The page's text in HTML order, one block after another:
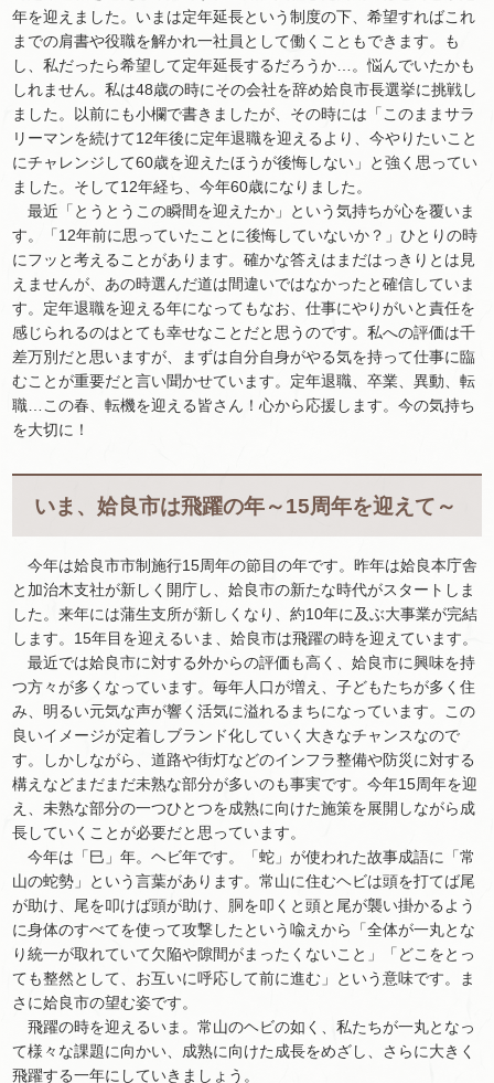
年を迎えました。いまは定年延長という制度の下、希望すればこれ
までの肩書や役職を解かれ一社員として働くこともできます。も
し、私だったら希望して定年延長するだろうか…。悩んでいたかも
しれません。私は48歳の時にその会社を辞め姶良市長選挙に挑戦し
ました。以前にも小欄で書きましたが、その時には「このままサラ
リーマンを続けて12年後に定年退職を迎えるより、今やりたいこと
にチャレンジして60歳を迎えたほうが後悔しない」と強く思ってい
ました。そして12年経ち、今年60歳になりました。
最近「とうとうこの瞬間を迎えたか」という気持ちが心を覆いま
す。「12年前に思っていたことに後悔していないか？」ひとりの時
にフッと考えることがあります。確かな答えはまだはっきりとは見
えませんが、あの時選んだ道は間違いではなかったと確信していま
す。定年退職を迎える年になってもなお、仕事にやりがいと責任を
感じられるのはとても幸せなことだと思うのです。私への評価は千
差万別だと思いますが、まずは自分自身がやる気を持って仕事に臨
むことが重要だと言い聞かせています。定年退職、卒業、異動、転
職…この春、転機を迎える皆さん！心から応援します。今の気持ち
を大切に！
いま、姶良市は飛躍の年～15周年を迎えて～
今年は姶良市市制施行15周年の節目の年です。昨年は姶良本庁舎
と加治木支社が新しく開庁し、姶良市の新たな時代がスタートしま
した。来年には蒲生支所が新しくなり、約10年に及ぶ大事業が完結
します。15年目を迎えるいま、姶良市は飛躍の時を迎えています。
最近では姶良市に対する外からの評価も高く、姶良市に興味を持
つ方々が多くなっています。毎年人口が増え、子どもたちが多く住
み、明るい元気な声が響く活気に溢れるまちになっています。この
良いイメージが定着しブランド化していく大きなチャンスなので
す。しかしながら、道路や街灯などのインフラ整備や防災に対する
構えなどまだまだ未熟な部分が多いのも事実です。今年15周年を迎
え、未熟な部分の一つひとつを成熟に向けた施策を展開しながら成
長していくことが必要だと思っています。
今年は「巳」年。ヘビ年です。「蛇」が使われた故事成語に「常
山の蛇勢」という言葉があります。常山に住むヘビは頭を打てば尾
が助け、尾を叩けば頭が助け、胴を叩くと頭と尾が襲い掛かるよう
に身体のすべてを使って攻撃したという喩えから「全体が一丸とな
り統一が取れていて欠陥や隙間がまったくないこと」「どこをとっ
ても整然として、お互いに呼応して前に進む」という意味です。ま
さに姶良市の望む姿です。
飛躍の時を迎えるいま。常山のヘビの如く、私たちが一丸となっ
て様々な課題に向かい、成熟に向けた成長をめざし、さらに大きく
飛躍する一年にしていきましょう。